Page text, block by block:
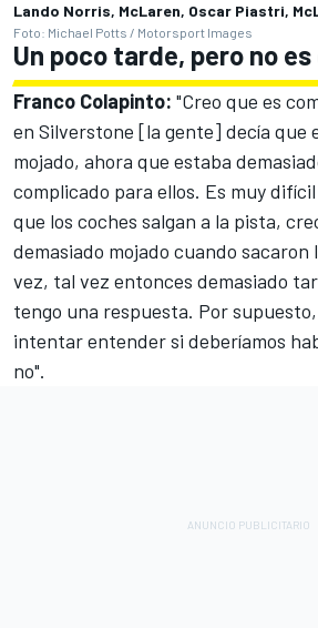
Lando Norris, McLaren, Oscar Piastri,
Foto: Michael Potts / Motorsport Images
Un poco tarde, pero no
Franco Colapinto: "Creo que es
en Silverstone [la gente] decía que
mojado, ahora que estaba
complicado para ellos. Es muy
que los coches salgan a la pista,
demasiado mojado cuando sacaron
vez, tal vez entonces demasiado
tengo una respuesta. Por
intentar entender si deberíamos
no".